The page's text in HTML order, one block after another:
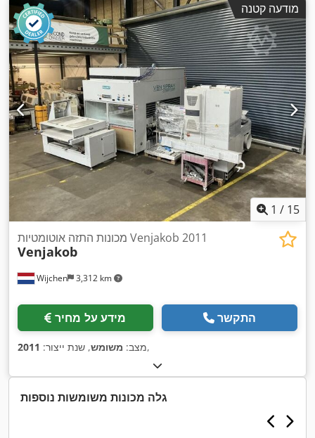
מודעה קטנה
1 / 15
Wijchen 3,312 km
מכונות התזה אוטומטיות Venjakob 2011
Venjakob
מידע על מחיר התקשר
מצב: משומש, שנת ייצור: 2011 ,
גלה מכונות משומשות נוספות